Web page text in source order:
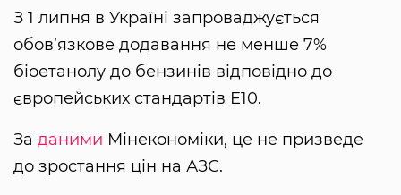
З 1 липня в Україні запроваджується
обов’язкове додавання не менше 7%
біоетанолу до бензинів відповідно до
європейських стандартів Е10.
За даними Мінекономіки, це не призведе
до зростання цін на АЗС.